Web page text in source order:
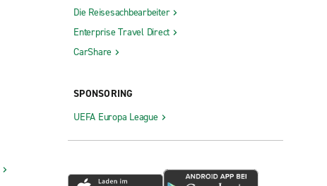
Die Reisesachbearbeiter
Enterprise Travel Direct
CarShare
SPONSORING
UEFA Europa League